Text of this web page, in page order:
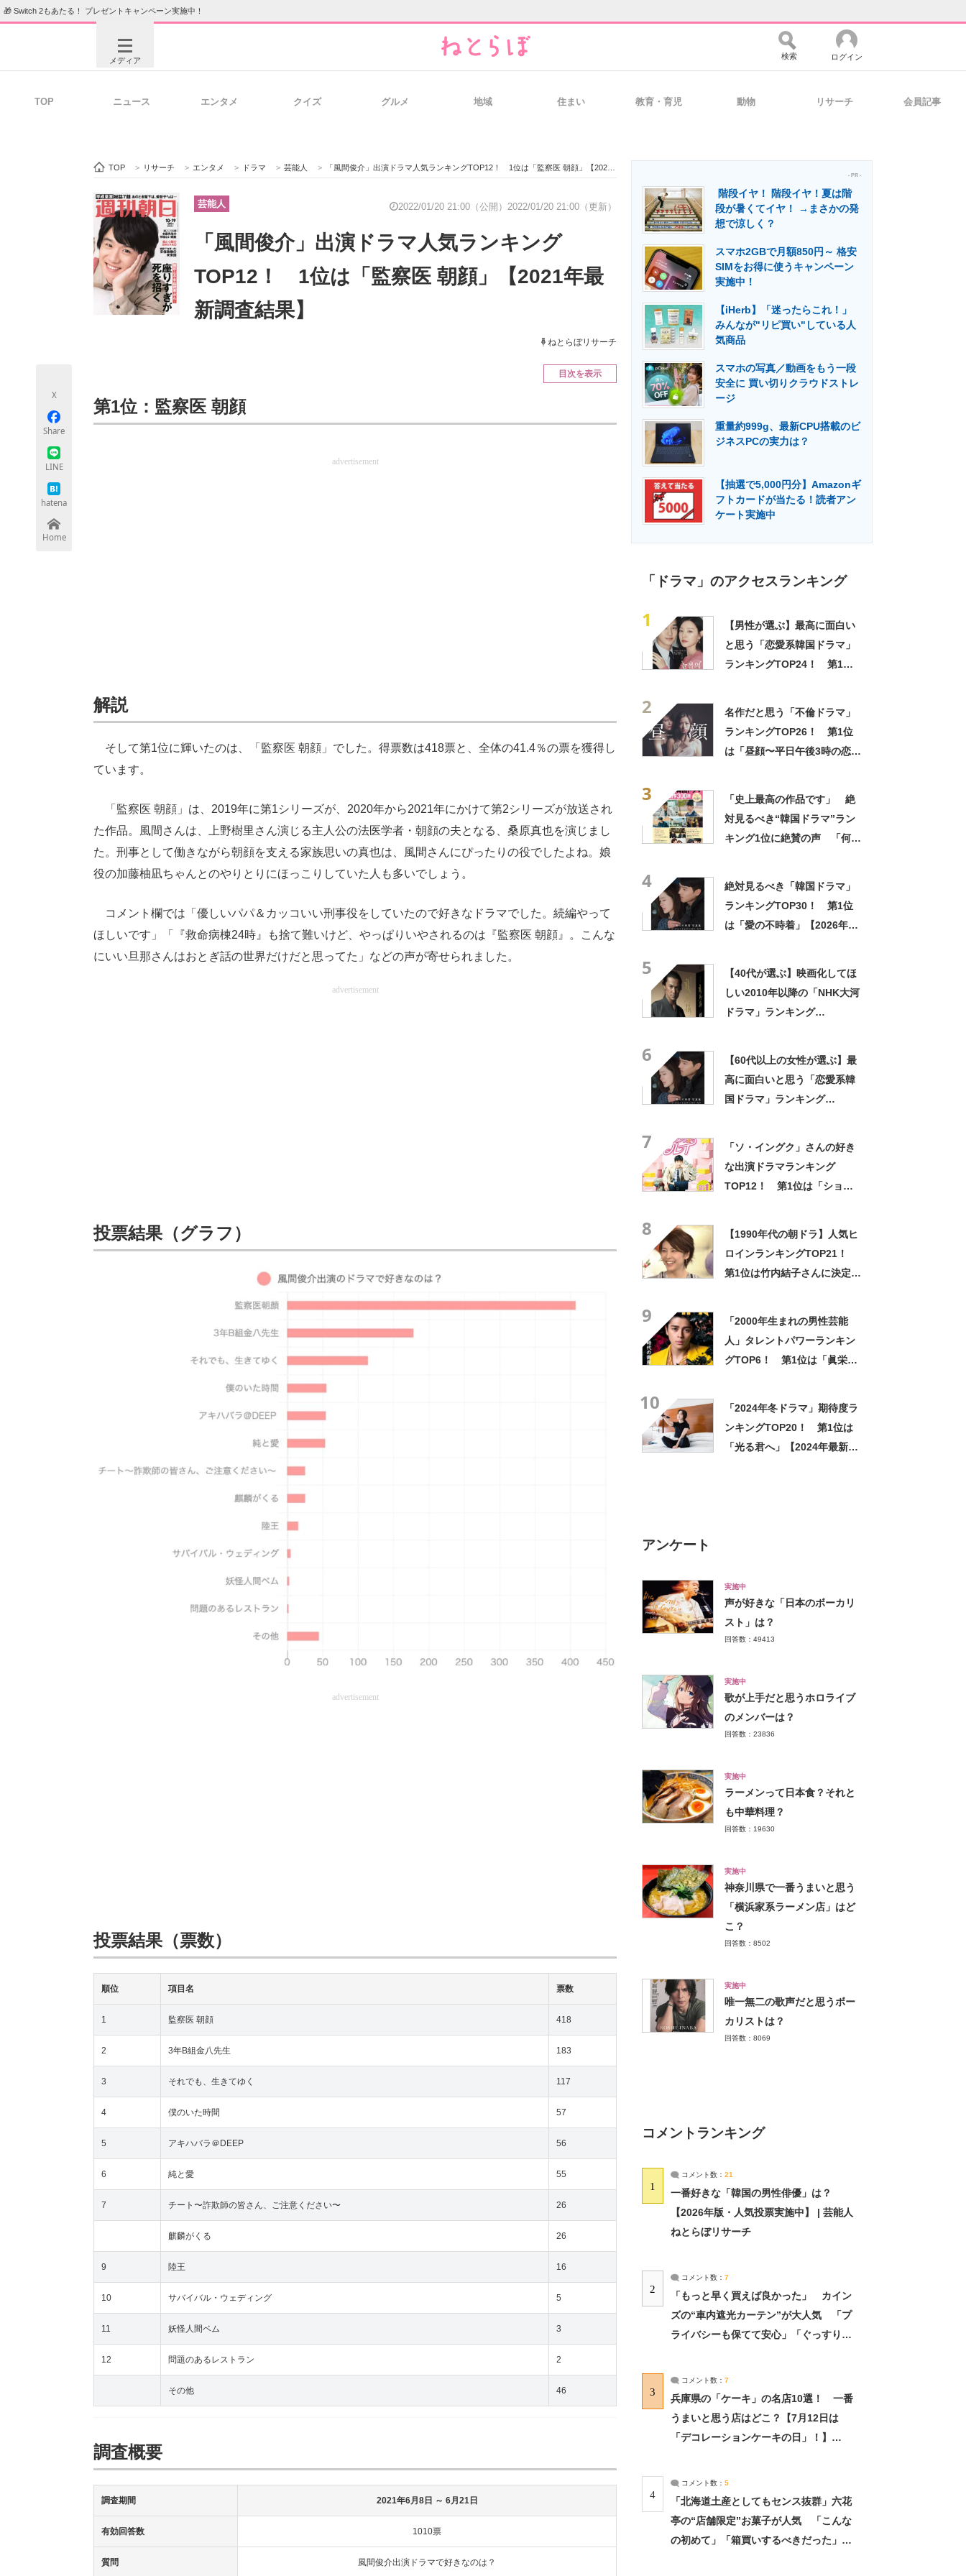
🎁 Switch 2もあたる！ プレゼントキャンペーン実施中！
メディア
ビジネスと働き方のヒント 経営リーダーのコミュニティ マーケ×ITの今がよく分かる
ITエンジニア向け専門サイト IT製品の技術・比較・事例 製造業のIT導入・活用を支援
エネルギーの専門メディア 建設×テクノロジーの最前線
ちょっと気になるネットの話題
検索 ログイン
TOP ニュース エンタメ クイズ グルメ 地域 住まい 教育・育児 動物 リサーチ 会員記事
TOP > リサーチ > エンタメ > ドラマ > 芸能人 > 「風間俊介」出演ドラマ人気ランキングTOP12！ 1位は「監察医 朝顔」【2021年最新調査結果】
芸能人 2022/01/20 21:00（公開） 2022/01/20 21:00（更新）
「風間俊介」出演ドラマ人気ランキング
TOP12！ 1位は「監察医 朝顔」【2021年最
新調査結果】
ねとらぼリサーチ
X
Share
LINE
hatena
Home
目次を表示
第1位：監察医 朝顔
advertisement
解説
そして第1位に輝いたのは、「監察医 朝顔」でした。得票数は418票と、全体の41.4％の票を獲得し
ています。
「監察医 朝顔」は、2019年に第1シリーズが、2020年から2021年にかけて第2シリーズが放送され
た作品。風間さんは、上野樹里さん演じる主人公の法医学者・朝顔の夫となる、桑原真也を演じまし
た。刑事として働きながら朝顔を支える家族思いの真也は、風間さんにぴったりの役でしたよね。娘
役の加藤柚凪ちゃんとのやりとりにほっこりしていた人も多いでしょう。
コメント欄では「優しいパパ＆カッコいい刑事役をしていたので好きなドラマでした。続編やって
ほしいです」「『救命病棟24時』も捨て難いけど、やっぱりいやされるのは『監察医 朝顔』。こんな
にいい旦那さんはおとぎ話の世界だけだと思ってた」などの声が寄せられました。
advertisement
投票結果（グラフ）
advertisement
投票結果（票数）
順位 項目名 票数
1 監察医 朝顔 418
2 3年B組金八先生 183
3 それでも、生きてゆく 117
4 僕のいた時間 57
5 アキハバラ＠DEEP 56
6 純と愛 55
7 チート〜詐欺師の皆さん、ご注意ください〜 26
麒麟がくる 26
9 陸王 16
10 サバイバル・ウェディング 5
11 妖怪人間ベム 3
12 問題のあるレストラン 2
その他 46
調査概要
調査期間 2021年6月8日 ～ 6月21日
有効回答数 1010票
質問 風間俊介出演ドラマで好きなのは？
- PR -
階段イヤ！ 階段イヤ！夏は階
段が暑くてイヤ！ →まさかの発
想で涼しく？
スマホ2GBで月額850円～ 格安
SIMをお得に使うキャンペーン
実施中！
【iHerb】「迷ったらこれ！」
みんなが"リピ買い"している人
気商品
スマホの写真／動画をもう一段
安全に 買い切りクラウドストレ
ージ
重量約999g、最新CPU搭載のビ
ジネスPCの実力は？
【抽選で5,000円分】Amazonギ
フトカードが当たる！読者アン
ケート実施中
「ドラマ」のアクセスランキング
1
【男性が選ぶ】最高に面白い
と思う「恋愛系韓国ドラマ」
ランキングTOP24！ 第1位
2
名作だと思う「不倫ドラマ」
ランキングTOP26！ 第1位
は「昼顔〜平日午後3時の恋人
3
「史上最高の作品です」 絶
対見るべき“韓国ドラマ”ラン
キング1位に絶賛の声 「何度
4
絶対見るべき「韓国ドラマ」
ランキングTOP30！ 第1位
は「愛の不時着」【2026年最
5
【40代が選ぶ】映画化してほ
しい2010年以降の「NHK大河
ドラマ」ランキング
6
【60代以上の女性が選ぶ】最
高に面白いと思う「恋愛系韓
国ドラマ」ランキング
7
「ソ・イングク」さんの好き
な出演ドラマランキング
TOP12！ 第1位は「ショッ
8
【1990年代の朝ドラ】人気ヒ
ロインランキングTOP21！
第1位は竹内結子さんに決定！
9
「2000年生まれの男性芸能
人」タレントパワーランキン
グTOP6！ 第1位は「眞栄田
10
「2024年冬ドラマ」期待度ラ
ンキングTOP20！ 第1位は
「光る君へ」【2024年最新調
アンケート
実施中
声が好きな「日本のボーカリ
スト」は？
回答数：49413
実施中
歌が上手だと思うホロライブ
のメンバーは？
回答数：23836
実施中
ラーメンって日本食？それと
も中華料理？
回答数：19630
実施中
神奈川県で一番うまいと思う
「横浜家系ラーメン店」はど
こ？
回答数：8502
実施中
唯一無二の歌声だと思うボー
カリストは？
回答数：8069
コメントランキング
1
コメント数： 21
一番好きな「韓国の男性俳優」は？
【2026年版・人気投票実施中】 | 芸能人
ねとらぼリサーチ
2
コメント数： 7
「もっと早く買えば良かった」 カイン
ズの“車内遮光カーテン”が大人気 「プ
ライバシーも保てて安心」「ぐっすり眠
3
コメント数： 7
兵庫県の「ケーキ」の名店10選！ 一番
うまいと思う店はどこ？【7月12日は
「デコレーションケーキの日」！】
4
コメント数： 5
「北海道土産としてもセンス抜群」六花
亭の“店舗限定”お菓子が人気 「こんな
の初めて」「箱買いするべきだった」